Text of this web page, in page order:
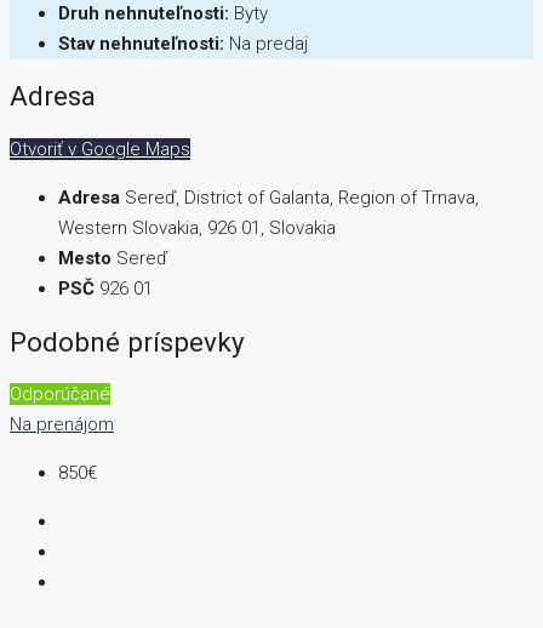
Druh nehnuteľnosti: Byty
Stav nehnuteľnosti: Na predaj
Adresa
Otvoriť v Google Maps
Adresa Sereď, District of Galanta, Region of Trnava,
Western Slovakia, 926 01, Slovakia
Mesto Sereď
PSČ 926 01
Podobné príspevky
Odporúčané
Na prenájom
850€